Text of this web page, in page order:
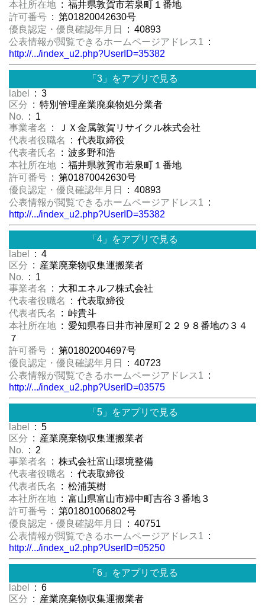
本社所在地 : 福井県敦賀市若泉町１番地
許可番号 : 第01820042630号
優良認定・優良確認年月日
: 40893
公表情報が閲覧できるホームページアドレス1 :
http://.../index_u2.php?UserID=35382
「3」をアプリで見る
label
: 3
区分 : 特別管理産業廃棄物処分業者
No. : 1
事業者名
: ＪＸ金属敦賀リサイクル株式会社
代表者役職名
: 代表取締役
代表者氏名
: 波多野和浩
本社所在地 : 福井県敦賀市若泉町１番地
許可番号 : 第01870042630号
優良認定・優良確認年月日
: 40893
公表情報が閲覧できるホームページアドレス1 :
http://.../index_u2.php?UserID=35382
「4」をアプリで見る
label
: 4
区分 : 産業廃棄物収集運搬業者
No. : 1
事業者名
: 大和エネルフ株式会社
代表者役職名
: 代表取締役
代表者氏名
: 峠貴斗
本社所在地 : 愛知県春日井市神屋町２２９８番地の３４
７
許可番号 : 第01802004697号
優良認定・優良確認年月日
: 40723
公表情報が閲覧できるホームページアドレス1 :
http://.../index_u2.php?UserID=03575
「5」をアプリで見る
label
: 5
区分 : 産業廃棄物収集運搬業者
No. : 2
事業者名
: 株式会社富山環境整備
代表者役職名
: 代表取締役
代表者氏名
: 松浦英樹
本社所在地 : 富山県富山市婦中町吉谷３番地３
許可番号 : 第01801006802号
優良認定・優良確認年月日
: 40751
公表情報が閲覧できるホームページアドレス1 :
http://.../index_u2.php?UserID=05250
「6」をアプリで見る
label
: 6
区分 : 産業廃棄物収集運搬業者